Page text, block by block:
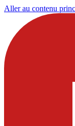
Aller au contenu